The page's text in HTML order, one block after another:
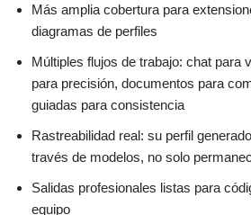
Más amplia cobertura para
diagramas de perfiles
Múltiples flujos de trabajo: chat para
para precisión, documentos para
guiadas para consistencia
Rastreabilidad real: su perfil
través de modelos, no solo
Salidas profesionales listas para
equipo